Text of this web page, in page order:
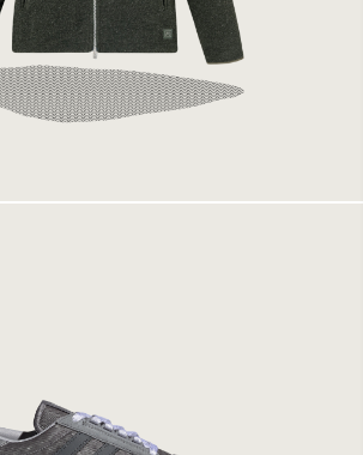
Brixtol Seven Olive